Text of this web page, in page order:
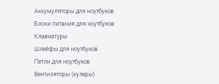
Аккумуляторы для ноутбуков
Блоки питания для ноутбуков
Клавиатуры
Шлейфы для ноутбуков
Петли для ноутбуков
Вентиляторы (кулеры)